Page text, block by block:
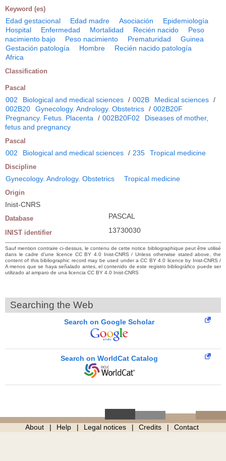
Keyword (es)
Edad gestacional Edad madre Asociación
Epidemiología
Hospital
Enfermedad Mortalidad Recién nacido
Peso
nacimiento bajo
Peso nacimiento Prematuridad
Guinea
Gestación patología
Hombre
Recién nacido patología
Africa
Classification
Pascal
002 Biological and medical sciences / 002B Medical sciences /
002B20
Gynecology. Andrology. Obstetrics / 002B20F
Pregnancy. Fetus. Placenta
/ 002B20F02
Diseases of mother,
fetus and pregnancy
Pascal
002 Biological and medical sciences / 235 Tropical medicine
Discipline
Gynecology. Andrology. Obstetrics Tropical medicine
Origin
Inist-CNRS
Database PASCAL
INIST identifier 13730030
Sauf mention contraire ci-dessus, le contenu de cette notice bibliographique peut être utilisé
dans le cadre d’une licence CC BY 4.0 Inist-CNRS / Unless otherwise stated above, the
content of this bibliographic record may be used under a CC BY 4.0 licence by Inist-CNRS /
A menos que se haya señalado antes, el contenido de este registro bibliográfico puede ser
utilizado al amparo de una licencia CC BY 4.0 Inist-CNRS
Searching the Web
Search on Google Scholar
Search on WorldCat Catalog
About Help Legal notices Credits Contact